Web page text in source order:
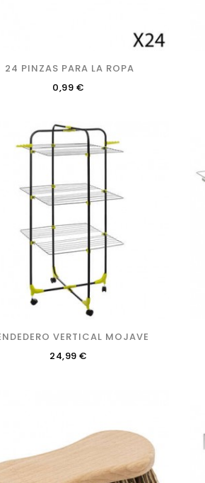
24 PINZAS PARA LA ROPA
Precio
0,99 €
VERTICAL MOJAVE
Precio
24,99 €